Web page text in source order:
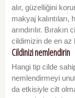
alır, güzelliğini
makyaj
arındırılır.
cildimizin de en az
Cildinizi nemlendirin
Hangi tip cilde
nemlendirmeyi
da etkisiyle cilt